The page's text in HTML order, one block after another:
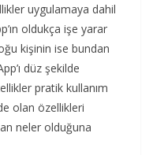
uygulamaya dahil
oldukça işe yarar
kişinin ise bundan
düz şekilde
pratik kullanım
olan özellikleri
neler olduğuna